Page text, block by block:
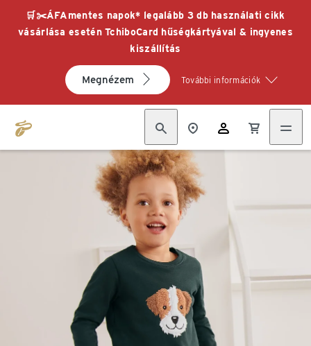
🛒✂️ÁFAmentes napok* legalább 3 db használati cikk
vásárlása esetén TchiboCard hűségkártyával & ingyenes
kiszállítás
Megnézem További információk